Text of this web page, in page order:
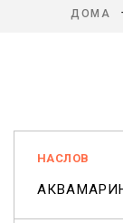
ДОМА
НАСЛОВ